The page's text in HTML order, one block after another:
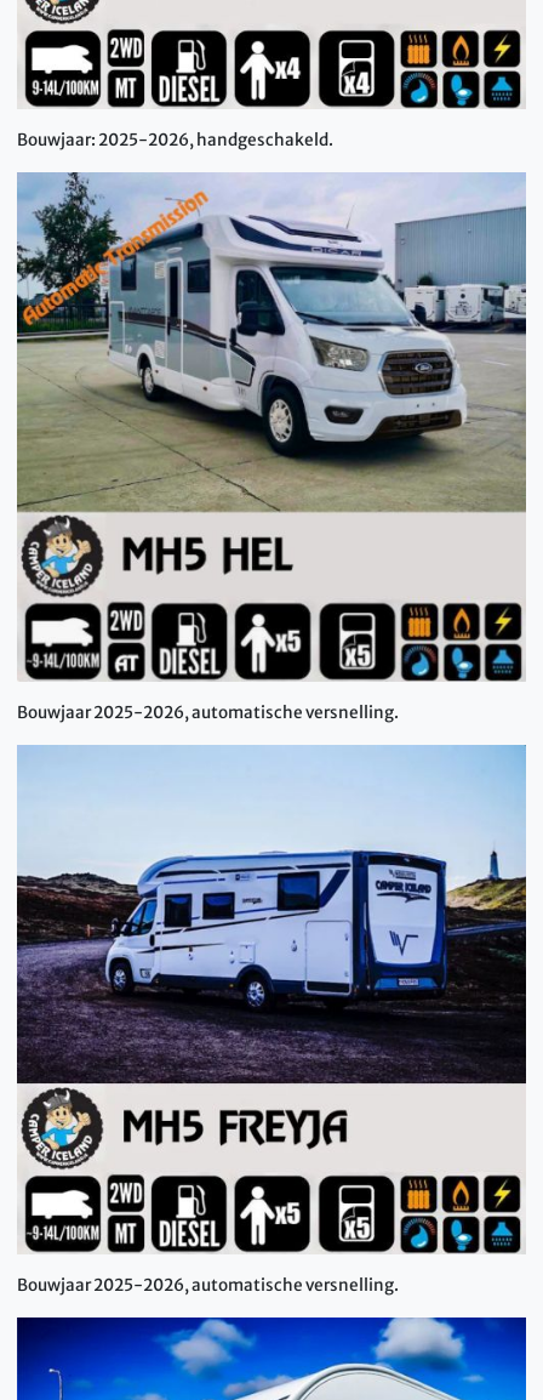
Bouwjaar: 2025-2026, handgeschakeld.
Bouwjaar 2025-2026, automatische versnelling.
Bouwjaar 2025-2026, automatische versnelling.